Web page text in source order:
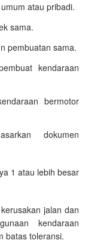
atau pribadi.
sama.
pembuatan sama.
kendaraan
bermotor
dokumen
1 atau lebih besar
jalan dan
kendaraan
batas toleransi.